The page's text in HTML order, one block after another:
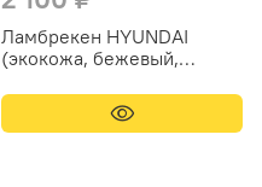
Ламбрекен HYUNDAI
(экокожа, бежевый,
230см